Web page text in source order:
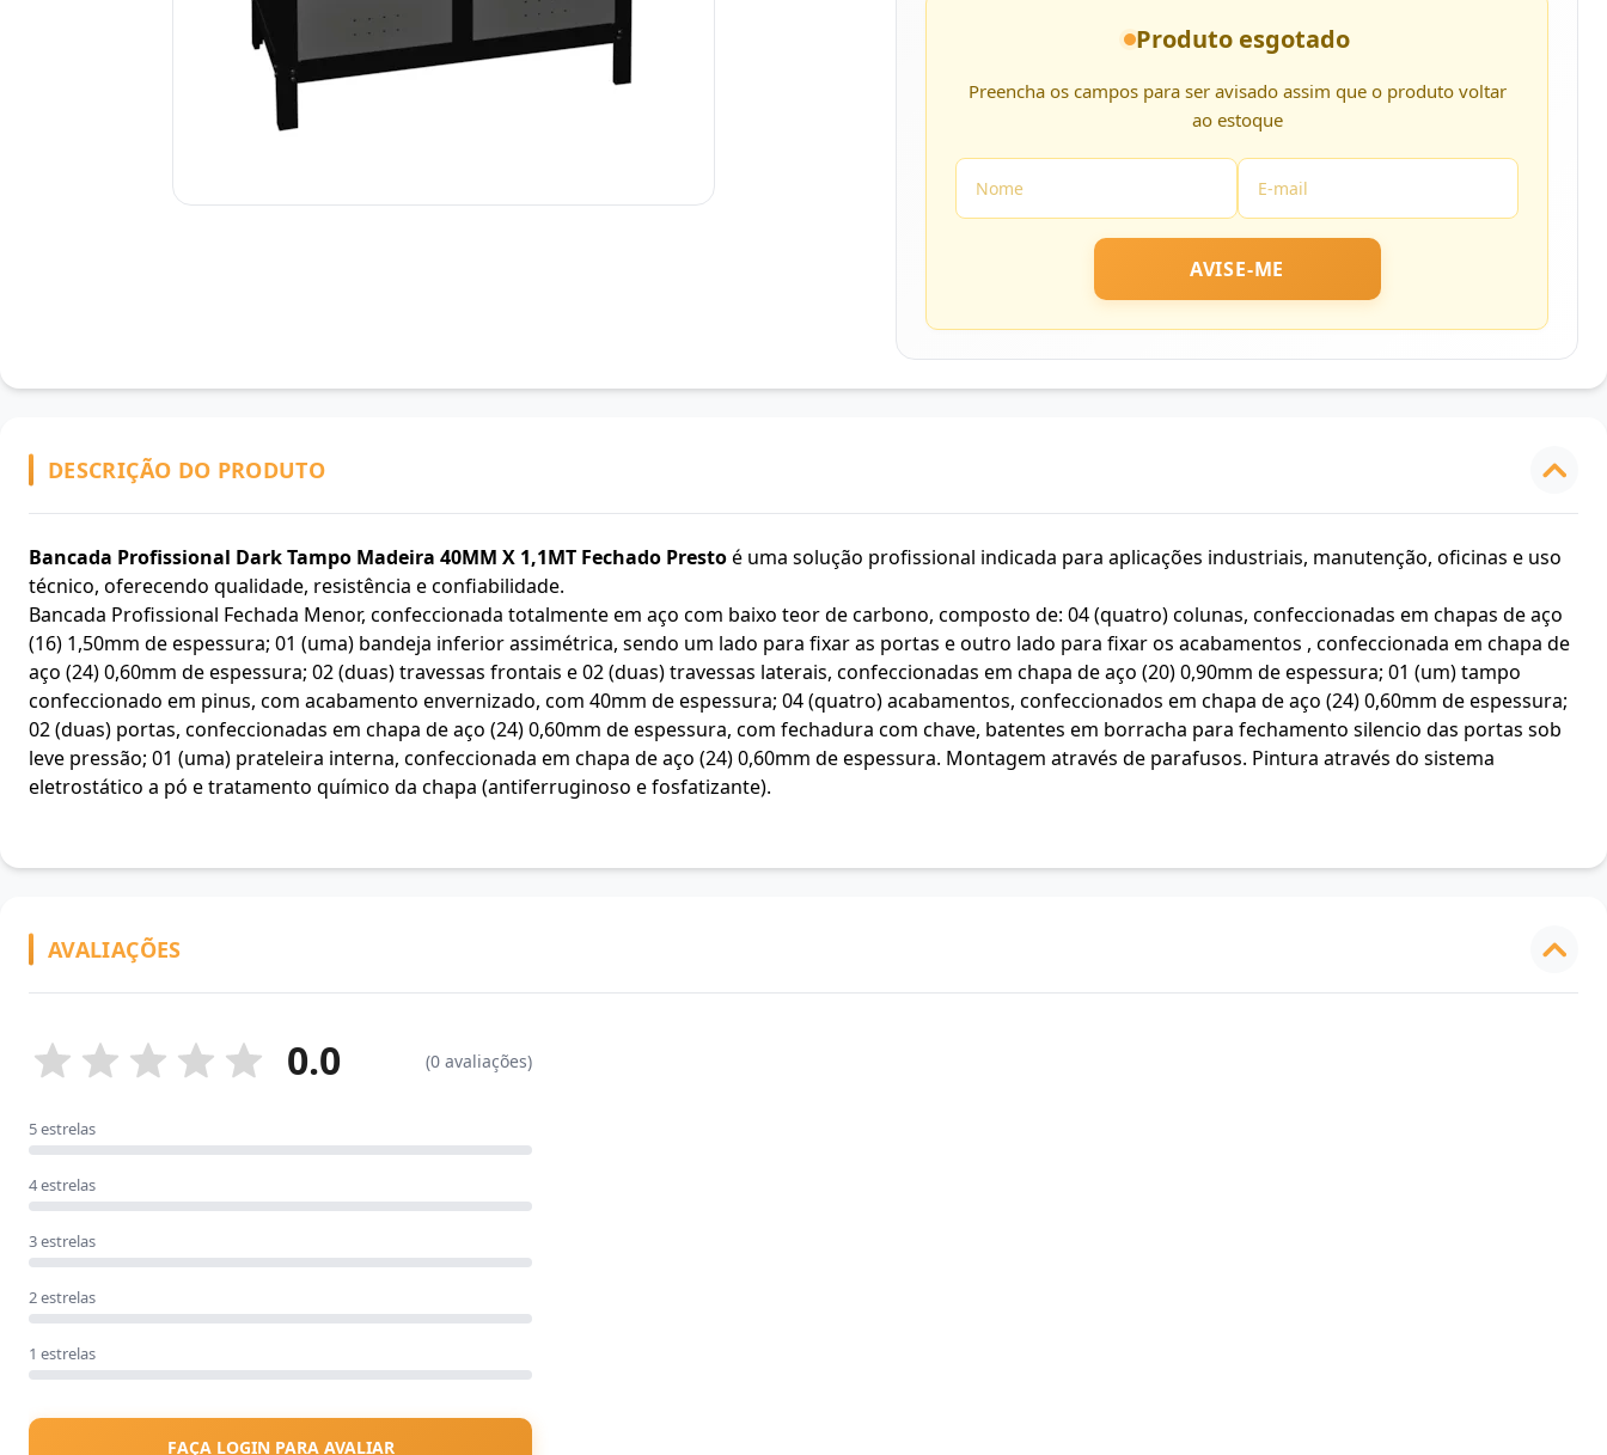
Produto esgotado
Preencha os campos para ser avisado assim que o produto voltar
ao estoque
AVISE-ME
DESCRIÇÃO DO PRODUTO
Bancada Profissional Dark Tampo Madeira 40MM X 1,1MT Fechado Prestoé uma solução profissional indicada para aplicações industriais, manutenção, oficinas e uso
técnico, oferecendo qualidade, resistência e confiabilidade.
Bancada Profissional Fechada Menor, confeccionada totalmente em aço com baixo teor de carbono, composto de: 04 (quatro) colunas, confeccionadas em chapas de aço
(16) 1,50mm de espessura; 01 (uma) bandeja inferior assimétrica, sendo um lado para fixar as portas e outro lado para fixar os acabamentos , confeccionada em chapa de
aço (24) 0,60mm de espessura; 02 (duas) travessas frontais e 02 (duas) travessas laterais, confeccionadas em chapa de aço (20) 0,90mm de espessura; 01 (um) tampo
confeccionado em pinus, com acabamento envernizado, com 40mm de espessura; 04 (quatro) acabamentos, confeccionados em chapa de aço (24) 0,60mm de espessura;
02 (duas) portas, confeccionadas em chapa de aço (24) 0,60mm de espessura, com fechadura com chave, batentes em borracha para fechamento silencio das portas sob
leve pressão; 01 (uma) prateleira interna, confeccionada em chapa de aço (24) 0,60mm de espessura. Montagem através de parafusos. Pintura através do sistema
eletrostático a pó e tratamento químico da chapa (antiferruginoso e fosfatizante).
AVALIAÇÕES
0.0 (0 avaliações)
5 estrelas
4 estrelas
3 estrelas
2 estrelas
1 estrelas
FAÇA LOGIN PARA AVALIAR